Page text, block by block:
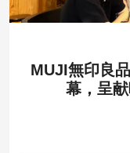
MUJI無印良
幕，呈